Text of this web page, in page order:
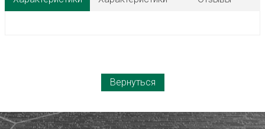
Вернуться